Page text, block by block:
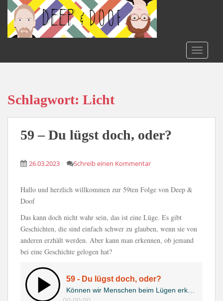
o
Schlagwort: Licht
59 – Du lügst doch, oder?
26.03.2023 Schreib einen Kommentar
Hallo und herzlich willkommen zur 59ten Folge von Deep &
Doof
Das kann doch nicht wahr sein, das ist eine Lüge. Es gibt
Geschichten, die sind einfach schwer zu glauben, wenn sie von
anderen erzhält werden. Aber kann man erkennen, ob jemand
bei eine Geschichte gelogen hat?